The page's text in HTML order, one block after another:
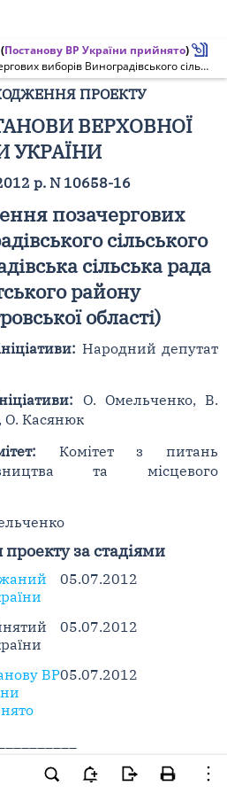
(Постанову ВР України прийнято)
Про призначення позачергових виборів Виноградівського сільського голови (Виноградівська сільська рада П'ятихатського району Дніпропетровської області)